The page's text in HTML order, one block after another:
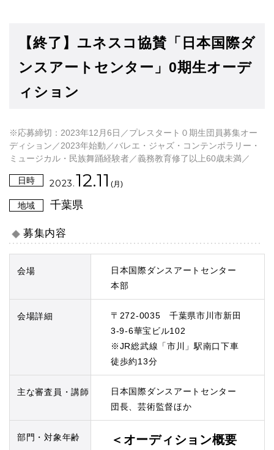
【終了】ユネスコ協賛「日本国際ダ
ンスアートセンター」0期生オーデ
ィション
※応募締切：2023年12月6日／プレスタート０期生団員募集オー
ディション／2023年始動／バレエ・ジャズ・コンテンポラリー・
ミュージカル・民族舞踊経験者／義務教育修了以上60歳未満／
日時 2023.12.11 (月)
地域 千葉県
募集内容
会場
日本国際ダンスアートセンター
本部
会場詳細
〒272-0035 千葉県市川市新田
3-9-6華宝ビル102
※JR総武線「市川」駅南口下車
徒歩約13分
主な審査員・講師
日本国際ダンスアートセンター
団長、芸術監督ほか
部門・対象年齢
＜オーディション概要